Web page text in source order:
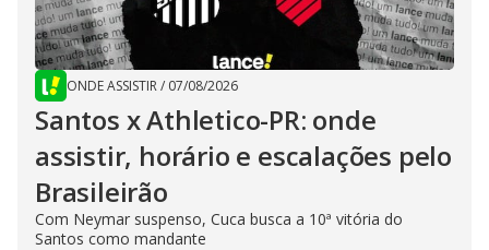
ONDE ASSISTIR/ 07/08/2026
Santos x Athletico-PR: onde
assistir, horário e escalações pelo
Brasileirão
Com Neymar suspenso, Cuca busca a 10ª vitória do
Santos como mandante